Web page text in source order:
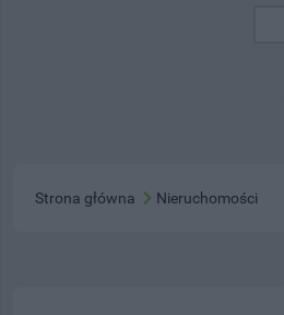
Strona główna Nieruchomości